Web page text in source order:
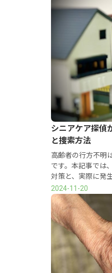
シニアケア探偵
と捜索方法
高齢者の行方不明
です。本記事では
対策と、実際に発
2024-11-20